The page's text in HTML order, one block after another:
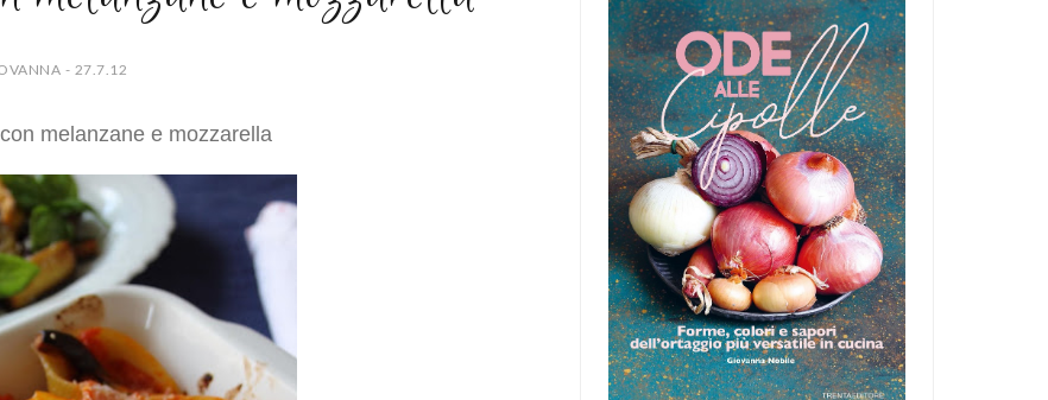
- 27.7.12
melanzane e mozzarella